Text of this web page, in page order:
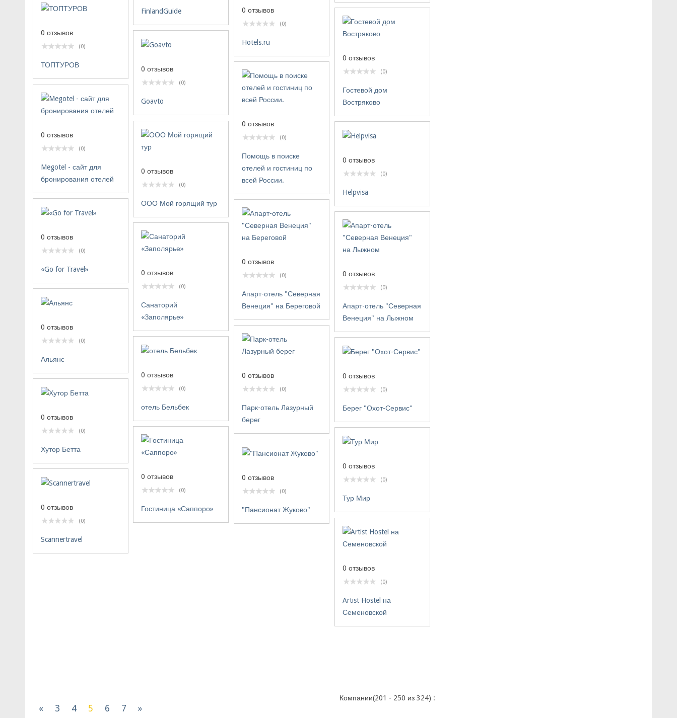
FinlandGuide 0 отзывов
(0)
Hotels.ru
0 отзывов
(0)
ТОПТУРОВ
0 отзывов
(0)
Гостевой дом
Востряково
0 отзывов
(0)
Goavto
0 отзывов
(0)
Помощь в поиске
отелей и гостиниц по
всей России.
0 отзывов
(0)
Megotel - сайт для
бронирования отелей
0 отзывов
(0)
ООО Мой горящий тур
0 отзывов
(0)
Helpvisa
0 отзывов
(0)
«Go for Travel»
0 отзывов
(0)
Апарт-отель "Северная
Венеция" на Береговой
0 отзывов
(0)
Апарт-отель "Северная
Венеция" на Лыжном
0 отзывов
(0)
Санаторий
«Заполярье»
0 отзывов
(0)
Альянс
0 отзывов
(0)
Парк-отель Лазурный
берег
0 отзывов
(0)
отель Бельбек
0 отзывов
(0)
Берег "Охот-Сервис"
0 отзывов
(0)
Хутор Бетта
0 отзывов
(0)
Гостиница «Саппоро»
0 отзывов
(0)
Тур Мир
0 отзывов
(0)
"Пансионат Жуково"
0 отзывов
(0)
Scannertravel
0 отзывов
(0)
Artist Hostel на
Семеновской
« 3 4 5 6 7 »
Компании(201 - 250 из 324) :